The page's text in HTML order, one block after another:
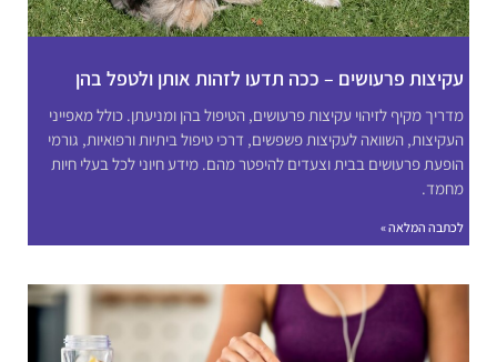
עקיצות פרעושים – ככה תדעו לזהות אותן ולטפל בהן
מדריך מקיף לזיהוי עקיצות פרעושים, הטיפול בהן ומניעתן. כולל מאפייני
העקיצות, השוואה לעקיצות פשפשים, דרכי טיפול ביתיות ורפואיות, גורמי
הופעת פרעושים בבית וצעדים להיפטר מהם. מידע חיוני לכל בעלי חיות
מחמד.
לכתבה המלאה »